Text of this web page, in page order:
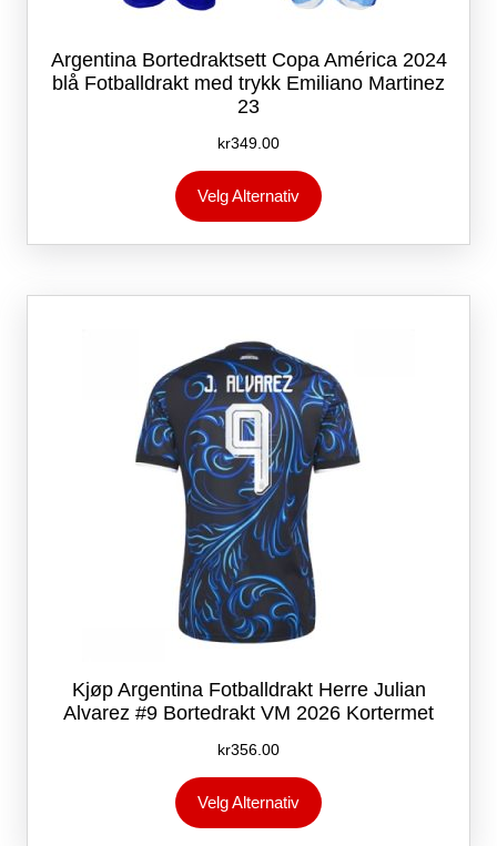
Argentina Bortedraktsett Copa América 2024
blå Fotballdrakt med trykk Emiliano Martinez
23
kr349.00
Velg Alternativ
produktet
flere
Alternativene
på
produktsiden
Kjøp Argentina Fotballdrakt Herre Julian
Alvarez #9 Bortedrakt VM 2026 Kortermet
kr356.00
Velg Alternativ
produktet